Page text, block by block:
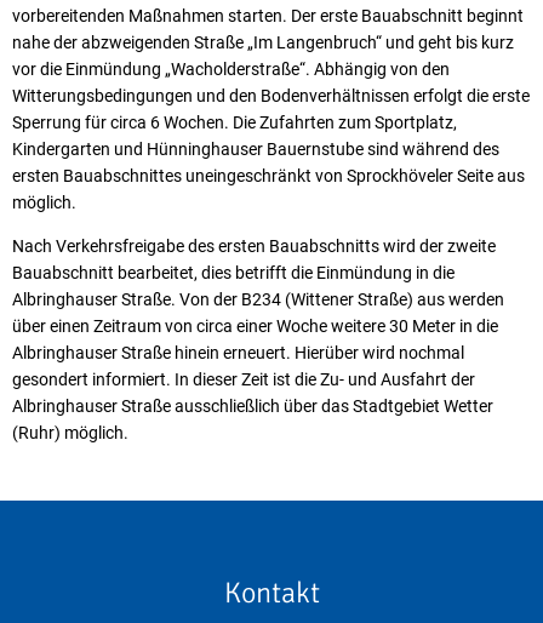
vorbereitenden Maßnahmen starten. Der erste Bauabschnitt beginnt
nahe der abzweigenden Straße „Im Langenbruch“ und geht bis kurz
vor die Einmündung „Wacholderstraße“. Abhängig von den
Witterungsbedingungen und den Bodenverhältnissen erfolgt die erste
Sperrung für circa 6 Wochen. Die Zufahrten zum Sportplatz,
Kindergarten und Hünninghauser Bauernstube sind während des
ersten Bauabschnittes uneingeschränkt von Sprockhöveler Seite aus
möglich.
Nach Verkehrsfreigabe des ersten Bauabschnitts wird der zweite
Bauabschnitt bearbeitet, dies betrifft die Einmündung in die
Albringhauser Straße. Von der B234 (Wittener Straße) aus werden
über einen Zeitraum von circa einer Woche weitere 30 Meter in die
Albringhauser Straße hinein erneuert. Hierüber wird nochmal
gesondert informiert. In dieser Zeit ist die Zu- und Ausfahrt der
Albringhauser Straße ausschließlich über das Stadtgebiet Wetter
(Ruhr) möglich.
Kontakt